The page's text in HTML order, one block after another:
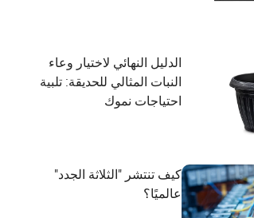
الدليل النهائي لاختيار وعاء
النبات المثالي للحديقة: تلبية
احتياجات نموك
كيف تنتشر "الثلاثة الجدد"
عالميًا؟